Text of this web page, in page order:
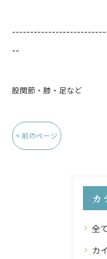
--
股関節・膝・足など
< 前のページ
カ
全
カ